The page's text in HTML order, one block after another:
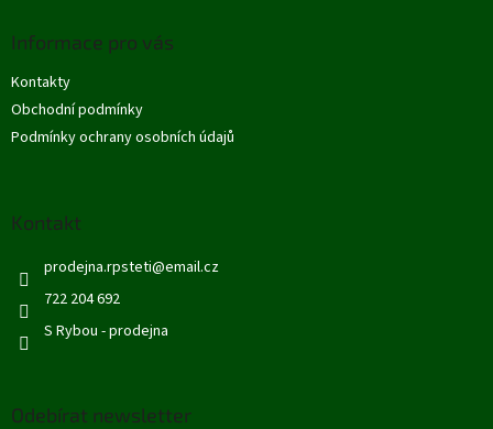
Informace pro vás
Kontakty
Obchodní podmínky
Podmínky ochrany osobních údajů
Kontakt
prodejna.rpsteti@email.cz
722 204 692
S Rybou - prodejna
Odebírat newsletter